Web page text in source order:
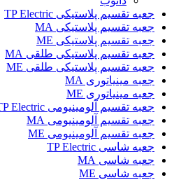
جعبه تقسیم پلاستیکی TP Electric
جعبه تقسیم پلاستیکی MA
جعبه تقسیم پلاستیکی ME
جعبه تقسیم پلاستیکی طلقی MA
جعبه تقسیم پلاستیکی طلقی ME
جعبه مینیاتوری MA
جعبه مینیاتوری ME
جعبه تقسیم آلومینیومی TP Electric
جعبه تقسیم آلومینیومی MA
جعبه تقسیم آلومینیومی ME
جعبه شاسی TP Electric
جعبه شاسی MA
جعبه شاسی ME